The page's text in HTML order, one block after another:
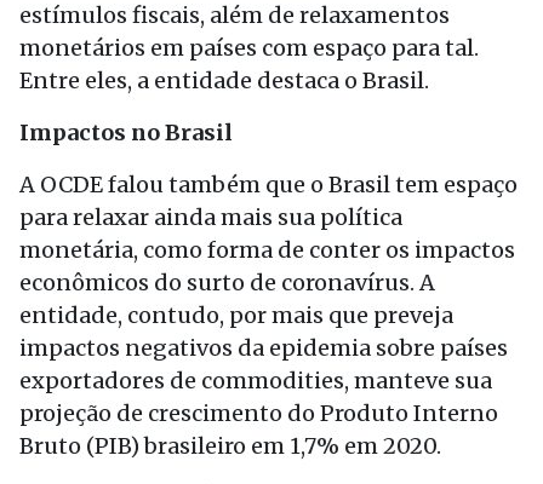
estímulos fiscais, além de relaxamentos
monetários em países com espaço para tal.
Entre eles, a entidade destaca o Brasil.
Impactos no Brasil
A OCDE falou também que o Brasil tem espaço
para relaxar ainda mais sua política
monetária, como forma de conter os impactos
econômicos do surto de coronavírus. A
entidade, contudo, por mais que preveja
impactos negativos da epidemia sobre países
exportadores de commodities, manteve sua
projeção de crescimento do Produto Interno
Bruto (PIB) brasileiro em 1,7% em 2020.